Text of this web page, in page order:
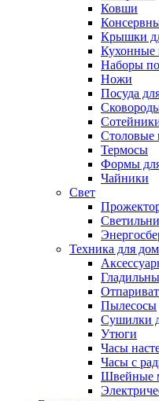
Ковши
Крышки
Кухонные
Наборы
Ножи
Посуда
Столовые
Термосы
Формы
Чайники
Свет
Техника для
Пылесосы
Сушилки
Утюги
Часы
Часы с
Швейные